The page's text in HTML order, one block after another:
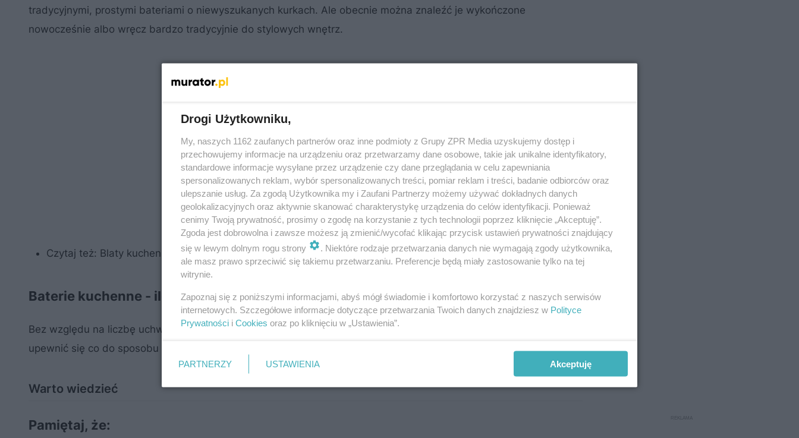
tradycyjnymi, prostymi bateriami o niewyszukanych kurkach. Ale obecnie można znaleźć je wykończone
nowocześnie albo wręcz bardzo tradycyjnie do stylowych wnętrz.
Czytaj też: Blaty kuchenne - ceny, rodzaje, opinie. Ranking blatów
Baterie kuchenne - ile otworów
Bez względu na liczbę uchwytów baterie mogą być mocowane w jednym albo dwóch otworach. Zawsze należy
upewnić się co do sposobu podłączenia, żeby uniknąć przykrej niespodzianki.
Warto wiedzieć
Pamiętaj, że:
Drogi Użytkowniku,
My, naszych 1162 zaufanych partnerów oraz inne podmioty z Grupy ZPR Media uzyskujemy dostęp i
przechowujemy informacje na urządzeniu oraz przetwarzamy dane osobowe, takie jak unikalne identyfikatory,
standardowe informacje wysyłane przez urządzenie czy dane przeglądania w celu zapewniania
spersonalizowanych reklam, wybór spersonalizowanych treści, pomiar reklam i treści, badanie odbiorców oraz
ulepszanie usług. Za zgodą Użytkownika my i Zaufani Partnerzy możemy używać dokładnych danych
geolokalizacyjnych oraz aktywnie skanować charakterystykę urządzenia do celów identyfikacji. Ponieważ
cenimy Twoją prywatność, prosimy o zgodę na korzystanie z tych technologii poprzez kliknięcie „Akceptuję”.
Zgoda jest dobrowolna i zawsze możesz ją zmienić/wycofać klikając przycisk ustawień prywatności znajdujący
się w lewym dolnym rogu strony
. Niektóre rodzaje przetwarzania danych nie wymagają zgody użytkownika,
ale masz prawo sprzeciwić się takiemu przetwarzaniu. Preferencje będą miały zastosowanie tylko na tej
witrynie.
Zapoznaj się z poniższymi informacjami, abyś mógł świadomie i komfortowo korzystać z naszych serwisów
internetowych. Szczegółowe informacje dotyczące przetwarzania Twoich danych znajdziesz w Polityce
Prywatności i Cookies oraz po kliknięciu w „Ustawienia”.
PARTNERZY USTAWIENIA Akceptuję